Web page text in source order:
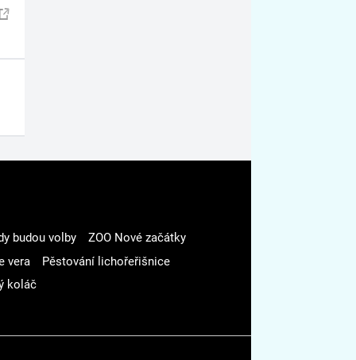
budou volby
ZOO Nové začátky
vera
Pěstování lichořeřišnice
koláč